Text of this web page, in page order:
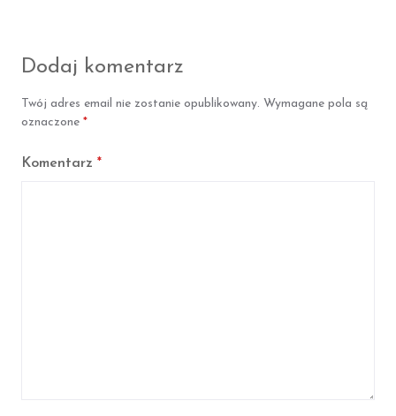
Dodaj komentarz
Twój adres email nie zostanie opublikowany. Wymagane pola są
oznaczone *
Komentarz *